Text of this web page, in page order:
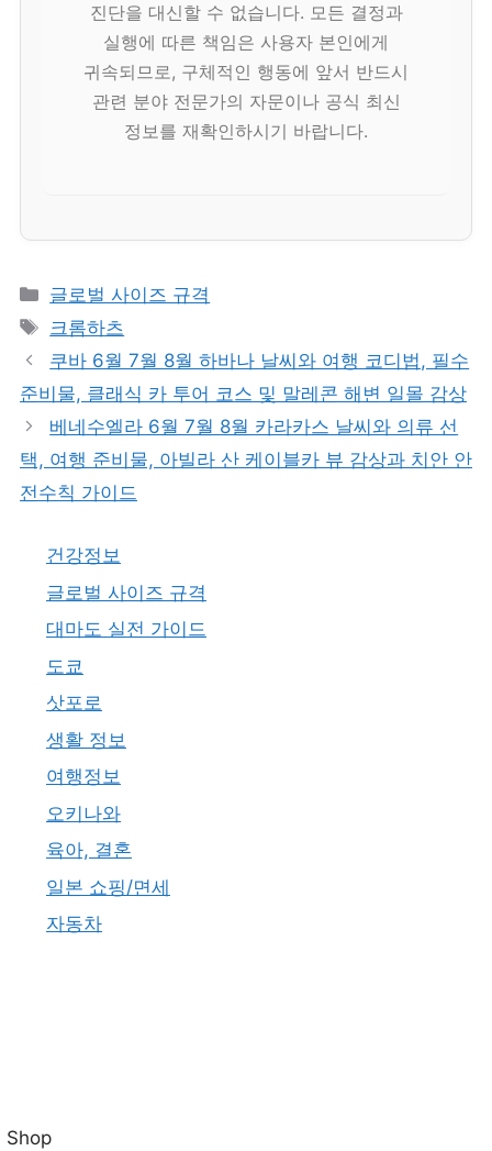
진단을 대신할 수 없습니다. 모든 결정과
실행에 따른 책임은 사용자 본인에게
귀속되므로, 구체적인 행동에 앞서 반드시
관련 분야 전문가의 자문이나 공식 최신
정보를 재확인하시기 바랍니다.
카
테
리
글로벌 사이즈 규격
태
그
크롬하츠
쿠바 6월 7월 8월 하바나 날씨와 여행 코디법, 필수
준비물, 클래식 카 투어 코스 및 말레콘 해변 일몰 감상
베네수엘라 6월 7월 8월 카라카스 날씨와 의류 선
택, 여행 준비물, 아빌라 산 케이블카 뷰 감상과 치안 안
전수칙 가이드
건강정보
글로벌 사이즈 규격
대마도 실전 가이드
도쿄
삿포로
생활 정보
여행정보
오키나와
육아, 결혼
일본 쇼핑/면세
자동차
Shop